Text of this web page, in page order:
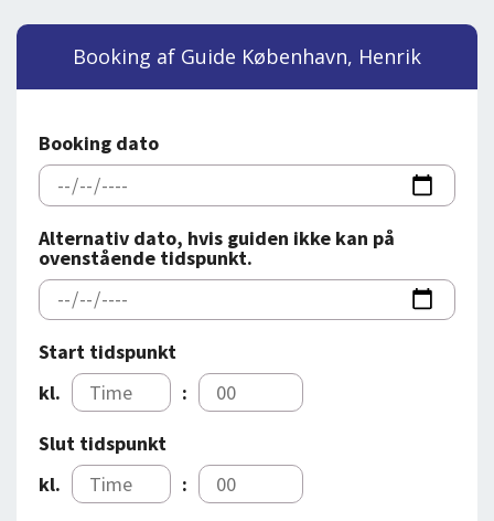
FIND EN TUR
BOOKING
FOREDRAG
OM OS
LOG IND
Booking af Guide København, Henrik
Booking dato
Alternativ dato, hvis guiden ikke kan på
ovenstående tidspunkt.
Start tidspunkt
kl.
:
Slut tidspunkt
kl.
: